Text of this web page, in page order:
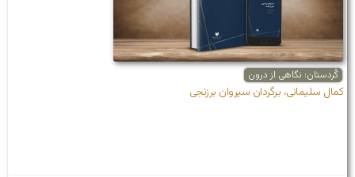
کُردستان: نگاهی از درون
کمال سلیمانی، برگردان سیروان برزنجی